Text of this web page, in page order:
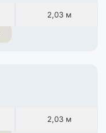
2,03 м
2,03 м